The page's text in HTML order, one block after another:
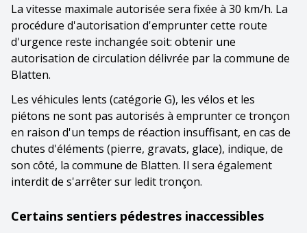
La vitesse maximale autorisée sera fixée à 30 km/h. La
procédure d'autorisation d'emprunter cette route
d'urgence reste inchangée soit: obtenir une
autorisation de circulation délivrée par la commune de
Blatten.
Les véhicules lents (catégorie G), les vélos et les
piétons ne sont pas autorisés à emprunter ce tronçon
en raison d'un temps de réaction insuffisant, en cas de
chutes d'éléments (pierre, gravats, glace), indique, de
son côté, la commune de Blatten. Il sera également
interdit de s'arrêter sur ledit tronçon.
Certains sentiers pédestres inaccessibles